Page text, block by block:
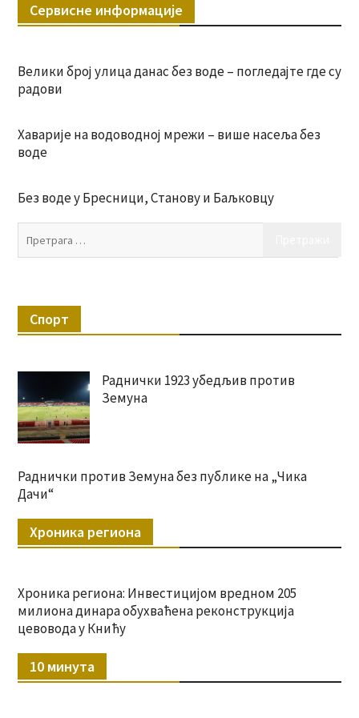
Сервисне информације
Велики број улица данас без воде – погледајте где су
радови
Хаварије на водоводној мрежи – више насеља без
воде
Без воде у Бресници, Станову и Баљковцу
Спорт
Раднички 1923 убедљив против
Земуна
Раднички против Земуна без публике на „Чика
Дачи“
Хроника региона
Хроника региона: Инвестицијом вредном 205
милиона динара обухваћена реконструкција
цевовода у Книћу
10 минута